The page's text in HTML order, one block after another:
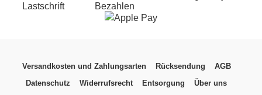
Versandkosten und Zahlungsarten Rücksendung
AGB
Datenschutz
Widerrufsrecht Entsorgung
Über uns